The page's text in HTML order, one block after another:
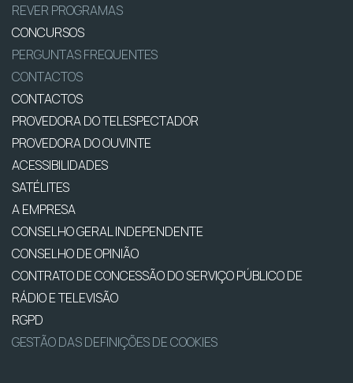
REVER PROGRAMAS
CONCURSOS
PERGUNTAS FREQUENTES
CONTACTOS
CONTACTOS
PROVEDORA DO TELESPECTADOR
PROVEDORA DO OUVINTE
ACESSIBILIDADES
SATÉLITES
A EMPRESA
CONSELHO GERAL INDEPENDENTE
CONSELHO DE OPINIÃO
CONTRATO DE CONCESSÃO DO SERVIÇO PÚBLICO DE
RÁDIO E TELEVISÃO
RGPD
GESTÃO DAS DEFINIÇÕES DE COOKIES